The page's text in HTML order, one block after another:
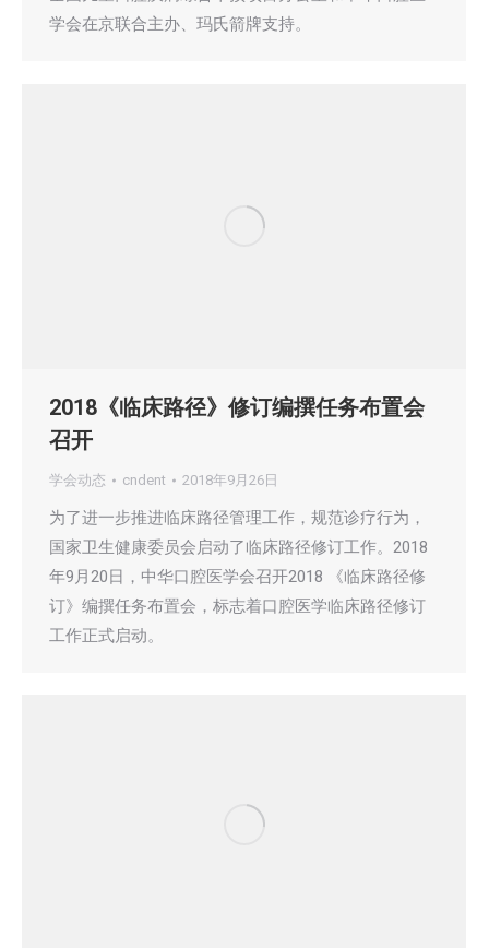
学会在京联合主办、玛氏箭牌支持。
2018《临床路径》修订编撰任务布置会
召开
学会动态 cndent 2018年9月26日
为了进一步推进临床路径管理工作，规范诊疗行为，
国家卫生健康委员会启动了临床路径修订工作。2018
年9月20日，中华口腔医学会召开2018 《临床路径修
订》编撰任务布置会，标志着口腔医学临床路径修订
工作正式启动。